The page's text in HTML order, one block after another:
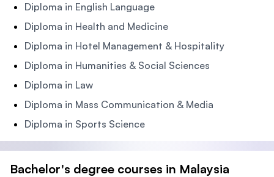
Diploma in English Language
Diploma in Health and Medicine
Diploma in Hotel Management & Hospitality
Diploma in Humanities & Social Sciences
Diploma in Law
Diploma in Mass Communication & Media
Diploma in Sports Science
Bachelor's degree courses in Malaysia